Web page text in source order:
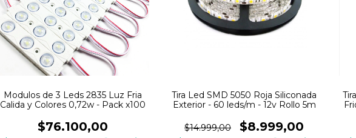
Modulos de 3 Leds 2835 Luz Fria
Calida y Colores 0,72w - Pack x100
$76.100,00
Tira Led SMD 5050 Roja Siliconada
Exterior - 60 leds/m - 12v Rollo 5m
$14.999,00 $8.999,00